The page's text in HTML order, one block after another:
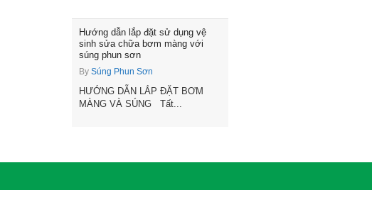
Hướng dẫn lắp đặt sử dụng vệ
sinh sửa chữa bơm màng với
súng phun sơn
By Súng Phun Sơn
HƯỚNG DẪN LẮP ĐẶT BƠM
MÀNG VÀ SÚNG Tất...